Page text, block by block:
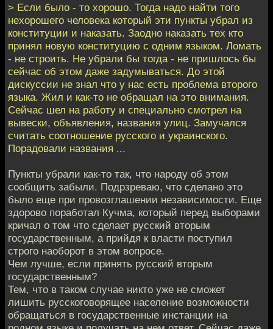
> Если было - то хорошо. Тогда надо найти того
нехорошего человека который эти пункты убрал из
конституции и наказать. Заодно наказать тех кто
принял новую конституцию с одним языком. Ломать
- не строить. Не убрали бы тогда - не пришлось бы
сейчас об этом даже задумываться. До этой
дискуссии не знал что у нас есть проблема второго
языка. Жил и как-то не обращал на это внимания.
Сейчас шел на работу и специально смотрел на
вывески, объявления, названия улиц. Замучался
считать соотношение русского и украинского.
Порадовали названия ...
Пункты убрали как-то так, что народу об этом
сообщить забыли. Подрзреваю, что сделано это
было еще при провозглашении независимости. Еще
здорово поработал Кучма, который перед выборами
кричал о том что сделает русский вторым
государственным, а прийдя к власти поступил
строго наоборот в этом вопросе.
Чем лучше, если принять русский вторым
государственным?
Тем, что в таком случае никто уже не сможет
лишить русскоговорящее население возможности
обращаться в государственные инстанции на